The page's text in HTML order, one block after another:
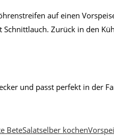
auf einen
Zurück in den
und passt perfekt in der
BeteSalatselber kochen